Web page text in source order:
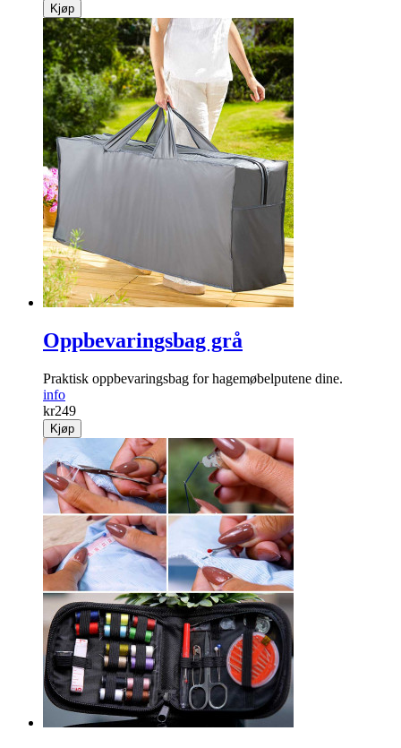
Kjøp
Oppbevaringsbag grå
Praktisk oppbevaringsbag for hagemøbelputene dine.
info
kr249
Kjøp